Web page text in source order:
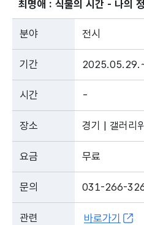
최명애 : 식물의 시간 - 나의
분야 전시
기간
시간 -
장소 경기 | 갤러리위
요금 무료
문의 031-266-
관련
바로가기